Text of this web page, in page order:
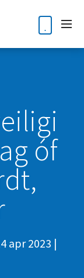
óf
apr 2023 |